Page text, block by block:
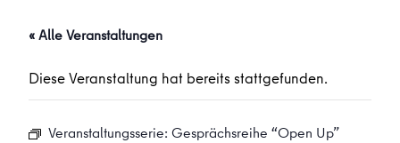
« Alle Veranstaltungen
Diese Veranstaltung hat bereits stattgefunden.
Veranstaltungsserie: Gesprächsreihe “Open Up”